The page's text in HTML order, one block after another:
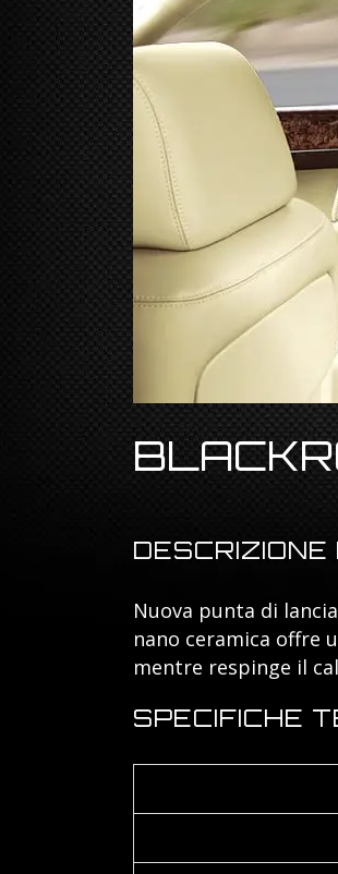
DESCRIZIONE
Nuova punta di
nano ceramica offre
mentre respinge il
SPECIFICHE